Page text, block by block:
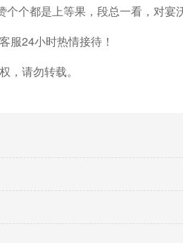
个都是上等果，段总一看，对宴
服24小时热情接待！
请勿转载。